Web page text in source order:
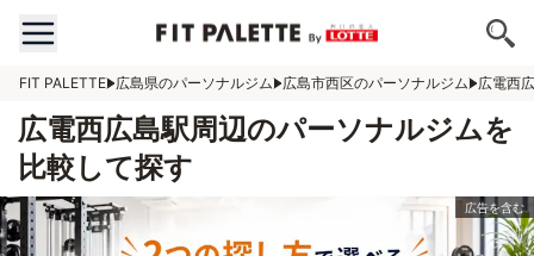
FIT PALETTE 広島県のパーソナルジム 広島市西区のパーソナルジム 広電西
広電西広島駅周辺のパーソナルジムを
比較して探す